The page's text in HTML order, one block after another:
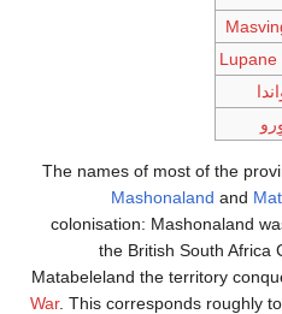
Lupane
The names of most of the
Mashonaland and
colonisation: Mashonaland
the British South Africa
Matabeleland the territory
War. This corresponds roughly